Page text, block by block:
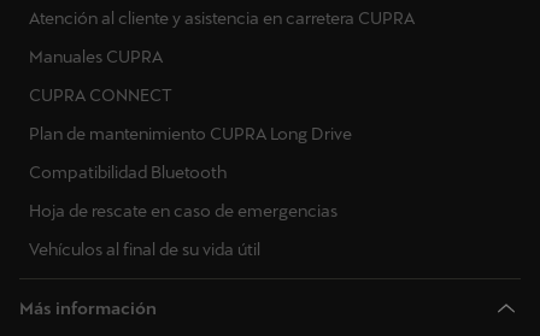
Atención al cliente y asistencia en carretera CUPRA
Manuales CUPRA
CUPRA CONNECT
Plan de mantenimiento CUPRA Long Drive
Compatibilidad Bluetooth
Hoja de rescate en caso de emergencias
Vehículos al final de su vida útil
Más información